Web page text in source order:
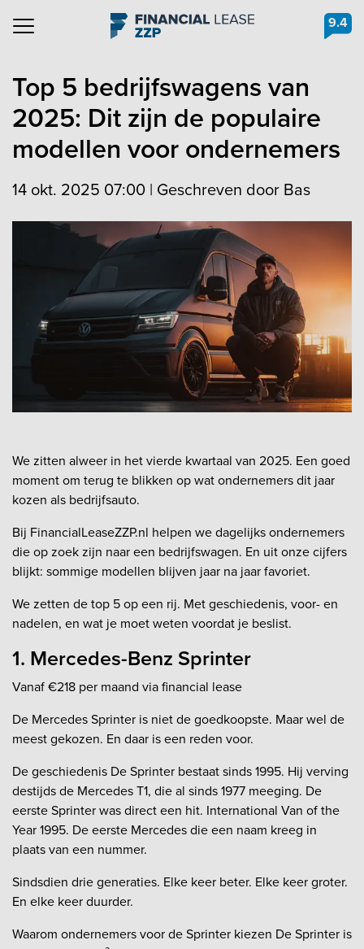
Navigation 9.4
Top 5 bedrijfswagens van
2025: Dit zijn de populaire
modellen voor ondernemers
14 okt. 2025 07:00 | Geschreven door Bas
We zitten alweer in het vierde kwartaal van 2025. Een goed
moment om terug te blikken op wat ondernemers dit jaar
kozen als bedrijfsauto.
Bij FinancialLeaseZZP.nl helpen we dagelijks ondernemers
die op zoek zijn naar een bedrijfswagen. En uit onze cijfers
blijkt: sommige modellen blijven jaar na jaar favoriet.
We zetten de top 5 op een rij. Met geschiedenis, voor- en
nadelen, en wat je moet weten voordat je beslist.
1. Mercedes-Benz Sprinter
Vanaf €218 per maand via financial lease
De Mercedes Sprinter is niet de goedkoopste. Maar wel de
meest gekozen. En daar is een reden voor.
De geschiedenis De Sprinter bestaat sinds 1995. Hij verving
destijds de Mercedes T1, die al sinds 1977 meeging. De
eerste Sprinter was direct een hit. International Van of the
Year 1995. De eerste Mercedes die een naam kreeg in
plaats van een nummer.
Sindsdien drie generaties. Elke keer beter. Elke keer groter.
En elke keer duurder.
Waarom ondernemers voor de Sprinter kiezen De Sprinter is